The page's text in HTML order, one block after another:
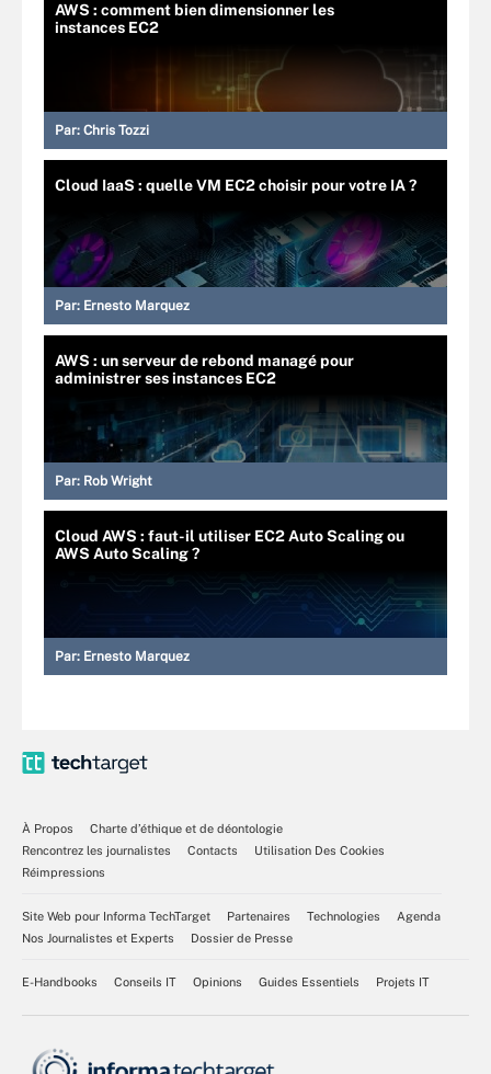
AWS : comment bien dimensionner les
instances EC2
Par: Chris Tozzi
Cloud IaaS : quelle VM EC2 choisir pour votre IA ?
Par: Ernesto Marquez
AWS : un serveur de rebond managé pour
administrer ses instances EC2
Par: Rob Wright
Cloud AWS : faut-il utiliser EC2 Auto Scaling ou
AWS Auto Scaling ?
Par: Ernesto Marquez
À Propos
Charte d’éthique et de déontologie
Rencontrez les journalistes
Contacts
Utilisation Des Cookies
Réimpressions
Site Web pour Informa TechTarget Partenaires Technologies
Agenda
Nos Journalistes et Experts
Dossier de Presse
E-Handbooks Conseils IT Opinions Guides Essentiels Projets IT